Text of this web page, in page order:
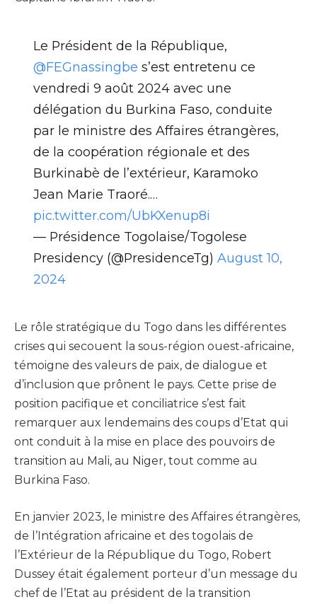
Le Président de la République,
@FEGnassingbe s’est entretenu ce
vendredi 9 août 2024 avec une
délégation du Burkina Faso, conduite
par le ministre des Affaires étrangères,
de la coopération régionale et des
Burkinabè de l’extérieur, Karamoko
Jean Marie Traoré.…
pic.twitter.com/UbKXenup8i
— Présidence Togolaise/Togolese
Presidency (@PresidenceTg) August 10,
2024
Le rôle stratégique du Togo dans les différentes
crises qui secouent la sous-région ouest-africaine,
témoigne des valeurs de paix, de dialogue et
d’inclusion que prônent le pays. Cette prise de
position pacifique et conciliatrice s’est fait
remarquer aux lendemains des coups d’Etat qui
ont conduit à la mise en place des pouvoirs de
transition au Mali, au Niger, tout comme au
Burkina Faso.
En janvier 2023, le ministre des Affaires étrangères,
de l’Intégration africaine et des togolais de
l’Extérieur de la République du Togo, Robert
Dussey était également porteur d’un message du
chef de l’Etat au président de la transition